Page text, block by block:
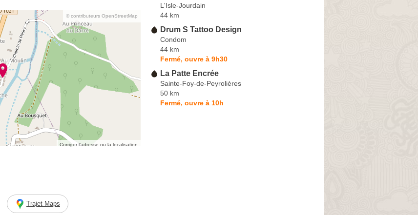
© contributeurs OpenStreetMap
Corriger l’adresse ou la localisation
Trajet Maps
L'Isle-Jourdain
44 km
Drum S Tattoo Design
Condom
44 km
Fermé, ouvre à 9h30
La Patte Encrée
Sainte-Foy-de-Peyrolières
50 km
Fermé, ouvre à 10h